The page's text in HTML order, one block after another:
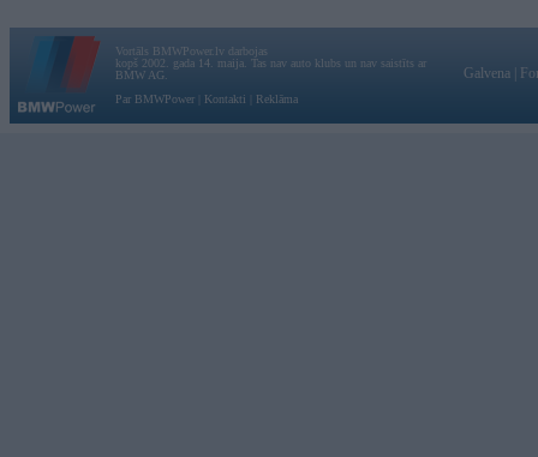
Vortāls BMWPower.lv darbojas
kopš 2002. gada 14. maija. Tas nav auto klubs un nav saistīts ar
BMW AG.
Par BMWPower
Kontakti Reklāma
Galvena